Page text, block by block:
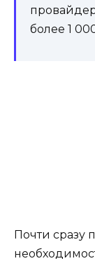
более 1
Почти сразу